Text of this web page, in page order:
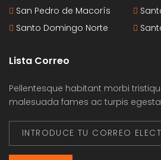
San Pedro de Macorís
Santo Domingo Norte
Lista Correo
Pellentesque habitant morbi
malesuada fames ac turpis